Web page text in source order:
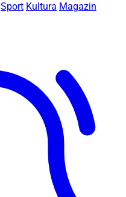
Sport Kultura Magazin